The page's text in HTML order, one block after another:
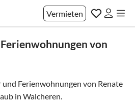
Vermieten
von
und Ferienwohnungen von Renate
in Walcheren.